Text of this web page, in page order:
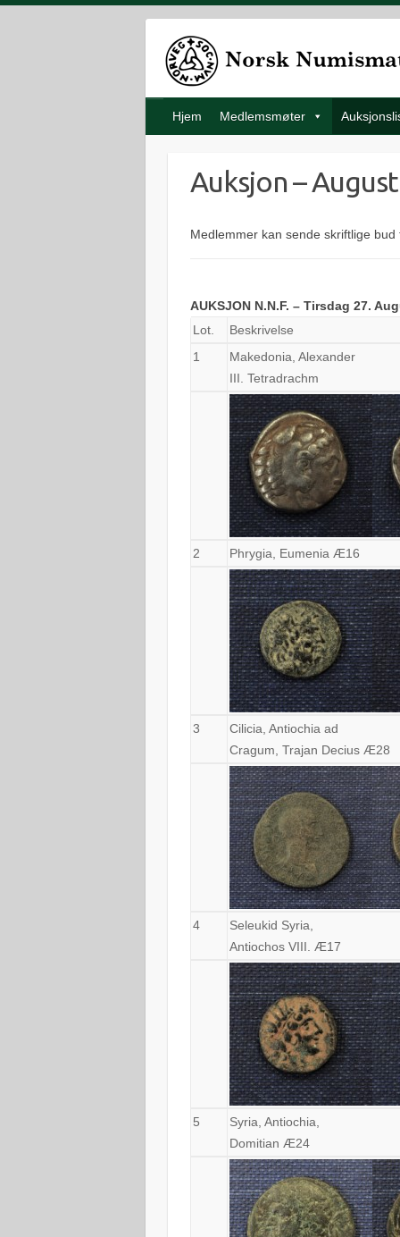
Hjem Medlemsmøter
Auksjon –
Medlemmer kan sende skriftlige
AUKSJON N.N.F. – Tirsdag 27.
Lot.
Beskrivelse
1
Makedonia, Alexander
III. Tetradrachm
2 Phrygia, Eumenia Æ16
3
Cilicia, Antiochia ad
Cragum, Trajan Decius Æ28
4
Seleukid Syria,
Antiochos VIII. Æ17
5
Syria, Antiochia,
Domitian Æ24